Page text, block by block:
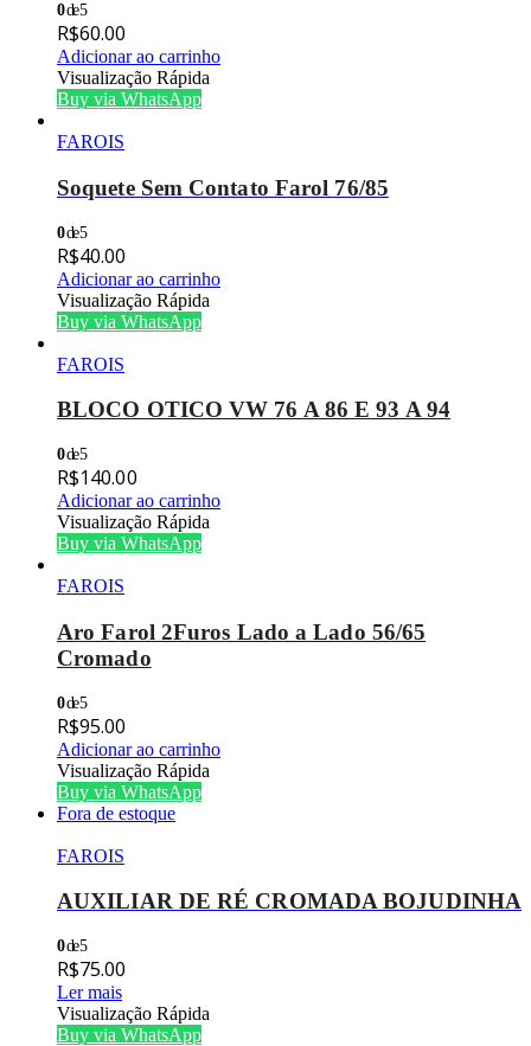
0de 5
R$60.00
Adicionar ao carrinho
Visualização Rápida
Buy via WhatsApp
FAROIS
Soquete Sem Contato Farol 76/85
0de 5
R$40.00
Adicionar ao carrinho
Visualização Rápida
Buy via WhatsApp
FAROIS
BLOCO OTICO VW 76 A 86 E 93 A 94
0de 5
R$140.00
Adicionar ao carrinho
Visualização Rápida
Buy via WhatsApp
FAROIS
Aro Farol 2Furos Lado a Lado 56/65
Cromado
0de 5
R$95.00
Adicionar ao carrinho
Visualização Rápida
Buy via WhatsApp
Fora de estoque
FAROIS
AUXILIAR DE RÉ CROMADA BOJUDINHA
0de 5
R$75.00
Ler mais
Visualização Rápida
Buy via WhatsApp